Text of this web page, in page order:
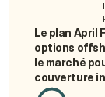
Le plan April
options
le marché
couverture